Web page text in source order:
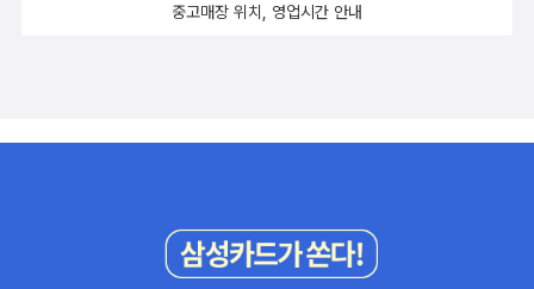
에 대한 찬사에 나 또한 마음을 뺏기고 말았다. 그 순간 마시면 정말
었다) 심지어 와인을 담은 잔을 가볍게 흔들어 마시는 이유도 몰랐다.
지별 와인의 특성을 기술해둔 부분을 보니 내게는 독일 와인이 제일
잘 어울릴 것 같다. 이 또한 마셔봐야 알 일이고 지극히 전문가의 입장
중고매장 위치, 영업시간 안내